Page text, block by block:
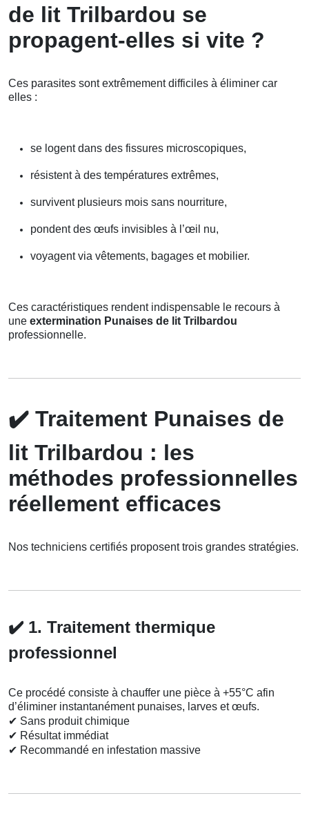
de lit Trilbardou se
propagent-elles si vite ?
Ces parasites sont extrêmement difficiles à éliminer car
elles :
se logent dans des fissures microscopiques,
résistent à des températures extrêmes,
survivent plusieurs mois sans nourriture,
pondent des œufs invisibles à l’œil nu,
voyagent via vêtements, bagages et mobilier.
Ces caractéristiques rendent indispensable le recours à
une extermination Punaises de lit Trilbardou
professionnelle.
✔️ Traitement Punaises de
lit Trilbardou : les
méthodes professionnelles
réellement efficaces
Nos techniciens certifiés proposent trois grandes stratégies.
✔️ 1. Traitement thermique
professionnel
Ce procédé consiste à chauffer une pièce à +55°C afin
d’éliminer instantanément punaises, larves et œufs.
✔ Sans produit chimique
✔ Résultat immédiat
✔ Recommandé en infestation massive